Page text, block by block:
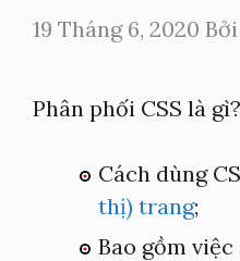
19 Tháng 6, 2020 Bởi
Phân phối CSS là gì?
Cách dùng
thị) trang;
Bao gồm việc